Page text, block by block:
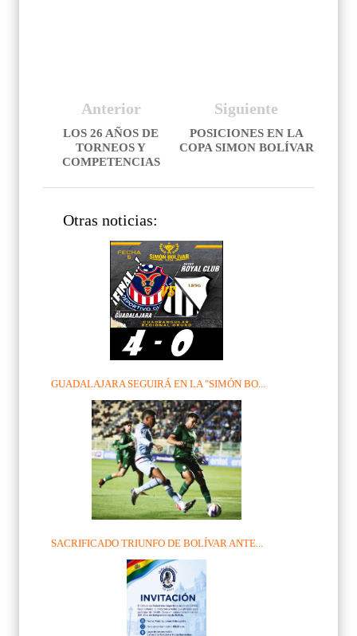
Siguiente
POSICIONES EN LA
COPA SIMON BOLÍVAR
Anterior
LOS 26 AÑOS DE
TORNEOS Y
COMPETENCIAS
Otras noticias:
GUADALAJARA SEGUIRÁ EN LA "SIMÓN BO...
SACRIFICADO TRIUNFO DE BOLÍVAR ANTE...